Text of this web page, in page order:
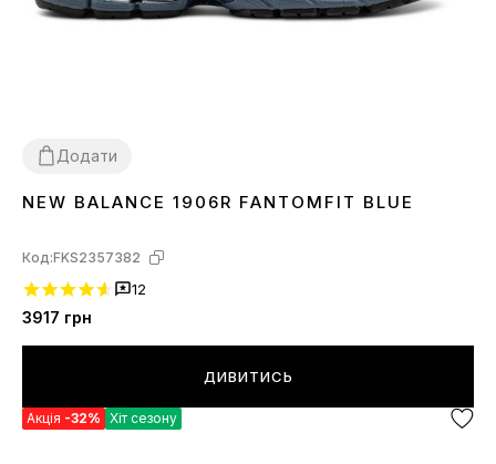
Додати
4142 434445
NEW BALANCE 1906R FANTOMFIT BLUE
Код:FKS2357382
12
3917 грн
ДИВИТИСЬ
Акція -32% Хіт сезону